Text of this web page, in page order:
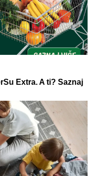
za vikend:
se spontano